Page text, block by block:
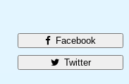
Facebook
Twitter